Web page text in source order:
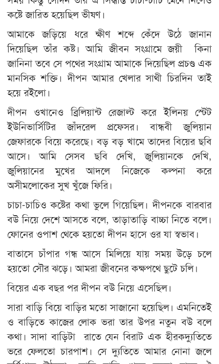
কষ্টে জারিত হয়েছিল ভীষণ।
আমাকে জড়িয়ে ধরে ক্ষীণ শব্দে কেঁদে উঠে জানান
দিয়েছিল তাঁর কষ্ট। আমি জীবন সংগ্রামে জয়ী কিনা
জানিনা তবে সে পথের সংগ্রাম আমাকে দিয়েছিল প্রচণ্ড এক
মানসিক শক্তি। দীপন আমার খেলার সাথী চিরদিন তাই
হয়ে রইলো।
দীপন ওখানেও ব্রিলিয়ান্ট রেজাল্ট করে ইলিনয় স্টেট
ইউনিভার্সিটির জাঁদরেল প্রফেসর। বান্ধবী জুলিয়ান
জেফারকে বিয়ে করেছে। বড় বড় খামে তাদের বিয়ের ছবি
আসে। আমি সেসব ছবি দেখি, জুলিয়ানকে দেখি,
জুলিয়ানের মুখের আদলে নিজেকে কল্পনা করে
অসীমলোকের সুখ খুঁজে ফিরি।
চাচা-চাচিও কষ্টের কথা ভুলে গিয়েছিল। দীপনকে বারবার
বউ নিয়ে দেশে আসতে বলে, তাড়াতাড়ি বাচ্চা নিতে বলে।
ফোনের ওপাশ থেকে হয়তো দীপন হাসে ওর যা স্বভাব।
বাতাসে চাঁপার গন্ধ আসে মিলিয়ে যায় সময় উড়ে চলে
হয়তো সৌর ঝড়ে। আমরা জীবনের কক্ষপথে ছুটে চলি।
বিয়ের এক বছর পর দীপন বউ নিয়ে এসেছিল।
সারা বাড়ি বিয়ে বাড়ির মতো সাজানো হয়েছিল। এমনিতেই
ও বাড়িতে কাজের লোক ভরা তার উপর নতুন বউ বলে
কথা। সাদা বাড়িটা রাতে যেন বিরাট এক হীরকদ্যুতিতে
ভরে ফেলতো চারপাশ। সে দ্যুতিতে আমার নোনা জলে